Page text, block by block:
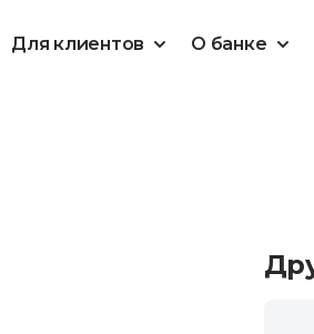
Для клиентов О банке